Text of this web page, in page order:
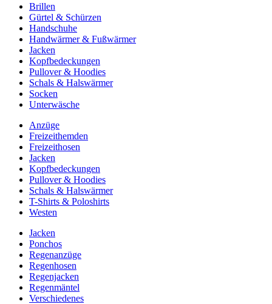
Brillen
Gürtel & Schürzen
Handschuhe
Handwärmer & Fußwärmer
Jacken
Kopfbedeckungen
Pullover & Hoodies
Schals & Halswärmer
Socken
Unterwäsche
Anzüge
Freizeithemden
Freizeithosen
Jacken
Kopfbedeckungen
Pullover & Hoodies
Schals & Halswärmer
T-Shirts & Poloshirts
Westen
Jacken
Ponchos
Regenanzüge
Regenhosen
Regenjacken
Regenmäntel
Verschiedenes